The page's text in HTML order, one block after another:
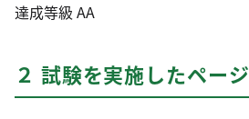
達成等級 AA
２ 試験を実施したページ